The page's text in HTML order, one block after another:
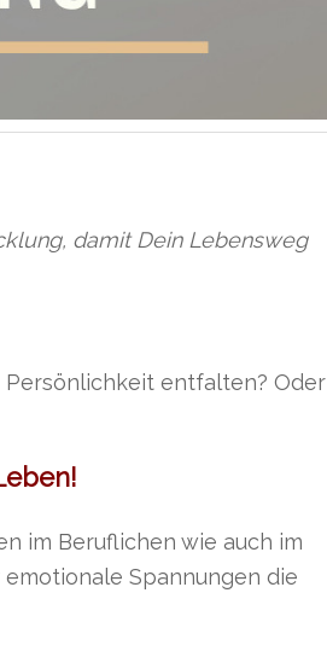
damit Dein Lebensweg
entfalten? Oder
im Beruflichen wie auch im
Spannungen die